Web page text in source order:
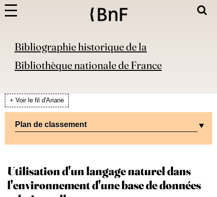
Bibliographie historique de la
Bibliothèque nationale de France
+ Voir le fil d'Ariane
Plan de classement
Utilisation d'un langage naturel dans
l'environnement d'une base de données